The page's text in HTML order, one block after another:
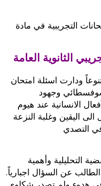
التجريبية في مادة
الثانوية العامة
ودارت اسئلة امتحان
وجهود
الانسانية عند هيوم
اليقين وغلبة النزعة
التصدي
التحليلية وأهمية
عن السؤال اجبارياً.